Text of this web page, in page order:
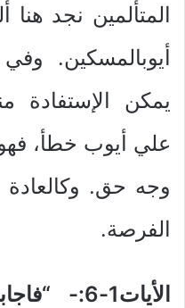
المتألمين نجد هنا
أيوبالمسكين. وفي
يمكن الإستفادة
علي أيوب خطأ،
وجه حق. وكالعادة
الفرصة.
الأيات1-6:-